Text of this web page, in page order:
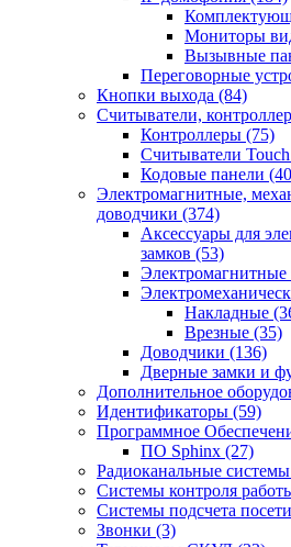
Мониторы
Вызывные
Переговорные
Кнопки выхода (84)
Считыватели,
Контроллеры (75)
Считыватели
Кодовые панели
Электромагнитные,
доводчики (374)
Аксессуары для
замков (53)
Электромагнитные
Накладные
Врезные (35)
Доводчики (136)
Дверные замки и
Дополнительное
Идентификаторы (59)
Программное
ПО Sphinx (27)
Радиоканальные системы
Системы контроля
Системы подсчета
Звонки (3)